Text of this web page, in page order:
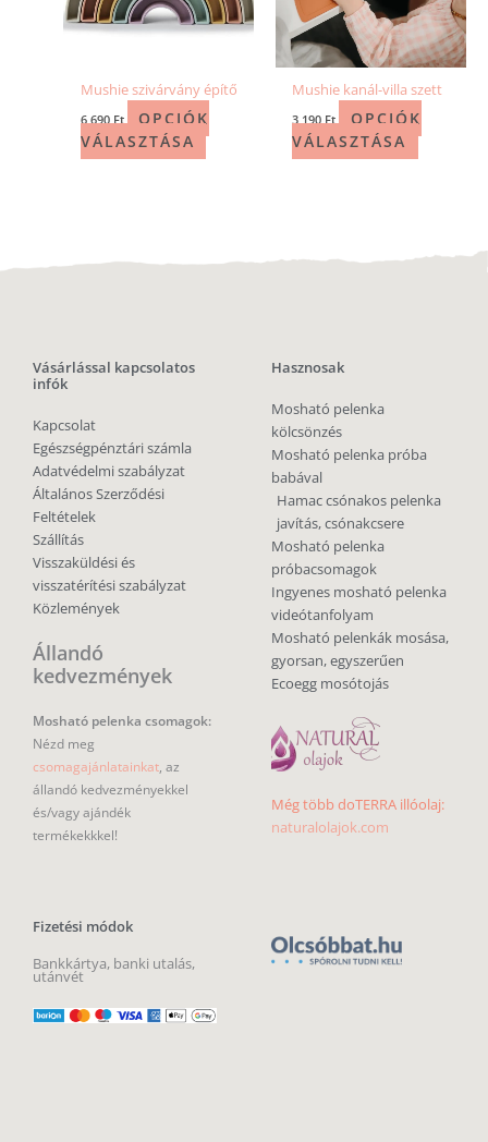
Mushie szivárvány építő
6 690Ft
OPCIÓK
VÁLASZTÁSA
Mushie kanál-villa szett
3 190Ft
OPCIÓK
VÁLASZTÁSA
Vásárlással kapcsolatos
infók
Kapcsolat
Egészségpénztári számla
Adatvédelmi szabályzat
Általános Szerződési
Feltételek
Szállítás
Visszaküldési és
visszatérítési szabályzat
Közlemények
Állandó
kedvezmények
Mosható pelenka csomagok:
Nézd meg
csomagajánlatainkat, az
állandó kedvezményekkel
és/vagy ajándék
termékekkkel!
Fizetési módok
Bankkártya, banki utalás,
utánvét
Hasznosak
Mosható pelenka
kölcsönzés
Mosható pelenka próba
babával
Hamac csónakos pelenka
javítás, csónakcsere
Mosható pelenka
próbacsomagok
Ingyenes mosható pelenka
videótanfolyam
Mosható pelenkák mosása,
gyorsan, egyszerűen
Ecoegg mosótojás
Még több doTERRA illóolaj:
naturalolajok.com